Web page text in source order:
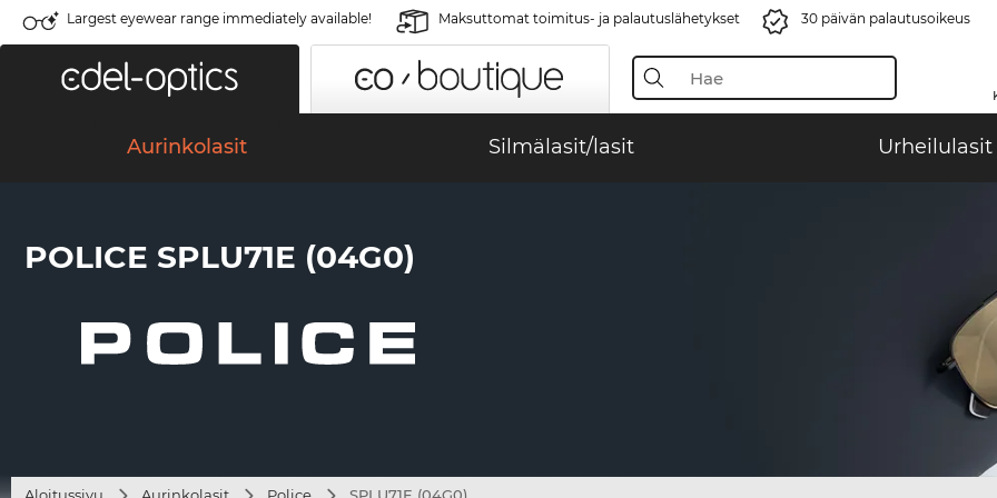
Largest eyewear range immediately available! Maksuttomat toimitus- ja palautuslähetykset 30 päivän palautusoikeus
Aurinkolasit Silmälasit/lasit Urheilulasit
POLICE SPLU71E (04G0)